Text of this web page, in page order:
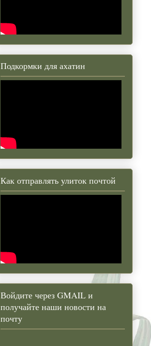
Подкормки для ахатин
Как отправлять улиток почтой
Войдите через GMAIL и
получайте наши новости на
почту